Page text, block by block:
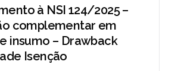
à NSI 124/2025 –
complementar em
insumo – Drawback
Isenção